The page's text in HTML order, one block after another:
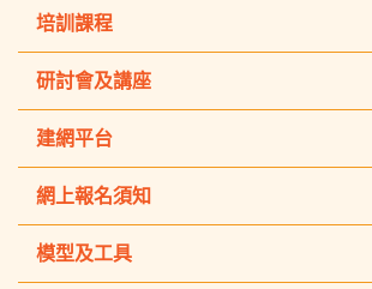
培訓課程
研討會及講座
建網平台
網上報名須知
模型及工具